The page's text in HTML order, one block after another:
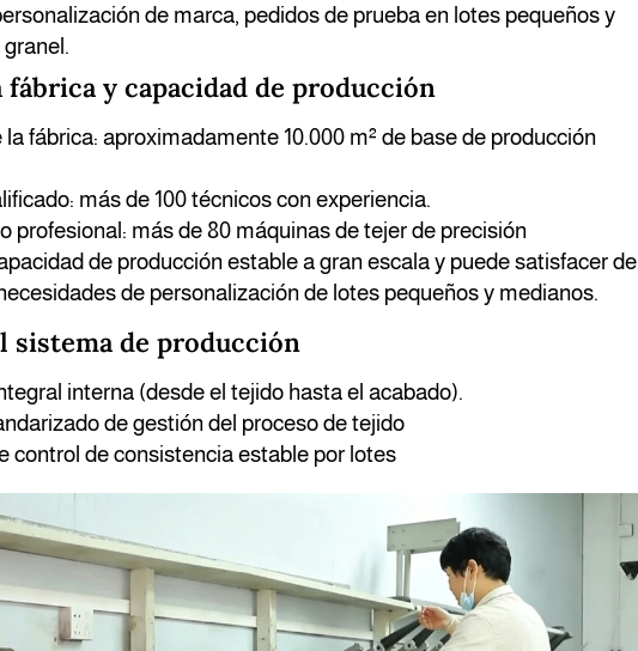
de marca, pedidos de prueba en lotes pequeños y
fábrica y capacidad de producción
la fábrica: aproximadamente 10.000 m² de base de producción
más de 100 técnicos con experiencia.
profesional: más de 80 máquinas de tejer de precisión
de producción estable a gran escala y puede satisfacer de
de personalización de lotes pequeños y medianos.
sistema de producción
interna (desde el tejido hasta el acabado).
de gestión del proceso de tejido
control de consistencia estable por lotes